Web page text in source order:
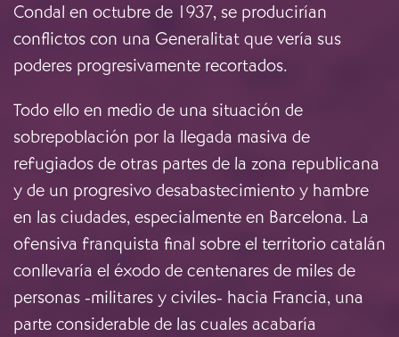
Condal en octubre de 1937, se producirían
conflictos con una Generalitat que vería sus
poderes progresivamente recortados.
Todo ello en medio de una situación de
sobrepoblación por la llegada masiva de
refugiados de otras partes de la zona republicana
y de un progresivo desabastecimiento y hambre
en las ciudades, especialmente en Barcelona. La
ofensiva franquista final sobre el territorio catalán
conllevaría el éxodo de centenares de miles de
personas -militares y civiles- hacia Francia, una
parte considerable de las cuales acabaría